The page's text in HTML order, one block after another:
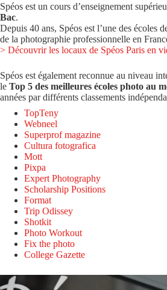
Spéos est un cours d’enseignement
Bac.
Depuis 40 ans, Spéos est l’une des écoles
de la photographie professionnelle en
> Découvrir les locaux de Spéos Paris en
Spéos est également reconnue au niveau
le Top 5 des meilleures écoles photo au
années par différents classements
TopTeny
Webneel
Superprof magazine
Cultura fotografica
Mott
Pixpa
Expert Photography
Scholarship Positions
Format
Trip Odissey
Shotkit
Photo Workout
Fix the photo
College Gazette